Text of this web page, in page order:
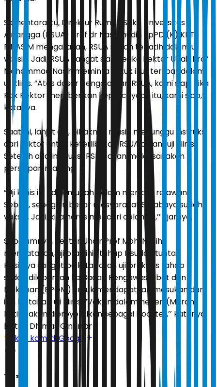
Sementara itu, Direktur Rumah Sakit Universitas
Airlangga (RSUA) Prof dr Nasronudin SpPD (K) KPTI
FINASIM mengatakan, RSUA sudah terlatih dalam uji
vaksin. Jadi, RSUA sangat siap ketika Rektor Unair Prof
Mohammad Nasih meminta untuk ikut terlibat dalam
uji klinis. ”Atas dasar pengalaman RSUA, kami siap. Jika
Pak Rektor memberikan kepercayaan itu, kami siap,’’
katanya.
Saat ini, lanjut dia, pihaknya masih menunggu instruksi
dari rektor untuk keterlibatan RSUA dalam uji klinis.
Setelah ada instruksi, RSUA akan melaksanakan
persiapan matang.
”Uji klinis ini tidak mudah dalam mencari relawan.
Sebab, sebagian besar masyarakat Surabaya sudah
vaksin. Jadi, kita harus mencari celah itu,’’ ujarnya.
Sebelumnya, Rektor Unair Prof Moh. Nasih
mengatakan, uji praklinis tahap II sudah tuntas.
Hasilnya sangat baik. Laporan uji praklinis tahap II
sudah dilaporkan ke Badan Pengawas Obat dan
Makanan (BPOM) untuk mendapatkan masukan dan
izin ke tahap uji klinis. ”Vaksin dalam negeri (Merah
Putih) akan diproyeksikan sebagai booster,’’ katanya.
Editor: Dhimas Ginanjar
Ikuti kami di Google
Tags